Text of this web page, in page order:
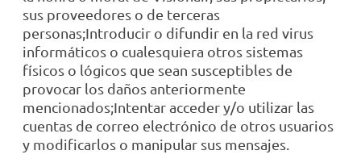
sus proveedores o de terceras
personas;Introducir o difundir en la red virus
informáticos o cualesquiera otros sistemas
físicos o lógicos que sean susceptibles de
provocar los daños anteriormente
mencionados;Intentar acceder y/o utilizar las
cuentas de correo electrónico de otros usuarios
y modificarlos o manipular sus mensajes.